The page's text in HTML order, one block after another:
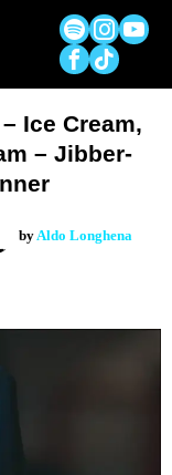
Ice Cream,
– Jibber-
by Aldo Longhena